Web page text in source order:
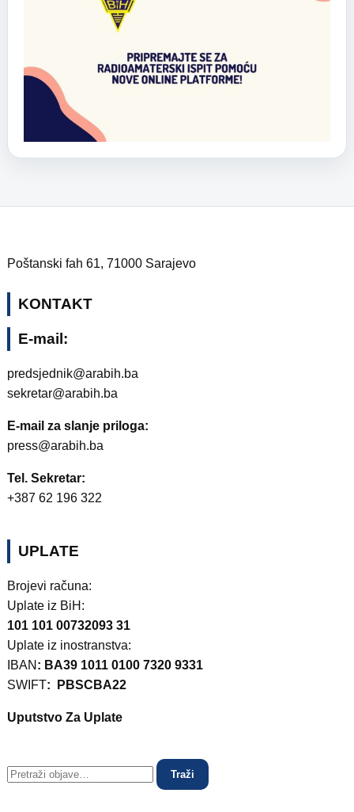
Poštanski fah 61, 71000 Sarajevo
KONTAKT
E-mail:
predsjednik@arabih.ba
sekretar@arabih.ba
E-mail za slanje priloga:
press@arabih.ba
Tel. Sekretar:
+387 62 196 322
UPLATE
Brojevi računa:
Uplate iz BiH:
101 101 00732093 31
Uplate iz inostranstva:
IBAN : BA39 1011 0100 7320 9331
SWIFT: PBSCBA22
Uputstvo Za Uplate
Traži